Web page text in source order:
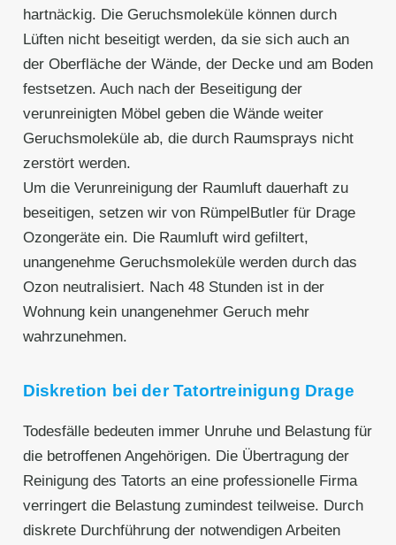
hartnäckig. Die Geruchsmoleküle können durch
Lüften nicht beseitigt werden, da sie sich auch an
der Oberfläche der Wände, der Decke und am Boden
festsetzen. Auch nach der Beseitigung der
verunreinigten Möbel geben die Wände weiter
Geruchsmoleküle ab, die durch Raumsprays nicht
zerstört werden.
Um die Verunreinigung der Raumluft dauerhaft zu
beseitigen, setzen wir von RümpelButler für Drage
Ozongeräte ein. Die Raumluft wird gefiltert,
unangenehme Geruchsmoleküle werden durch das
Ozon neutralisiert. Nach 48 Stunden ist in der
Wohnung kein unangenehmer Geruch mehr
wahrzunehmen.
Diskretion bei der Tatortreinigung Drage
Todesfälle bedeuten immer Unruhe und Belastung für
die betroffenen Angehörigen. Die Übertragung der
Reinigung des Tatorts an eine professionelle Firma
verringert die Belastung zumindest teilweise. Durch
diskrete Durchführung der notwendigen Arbeiten